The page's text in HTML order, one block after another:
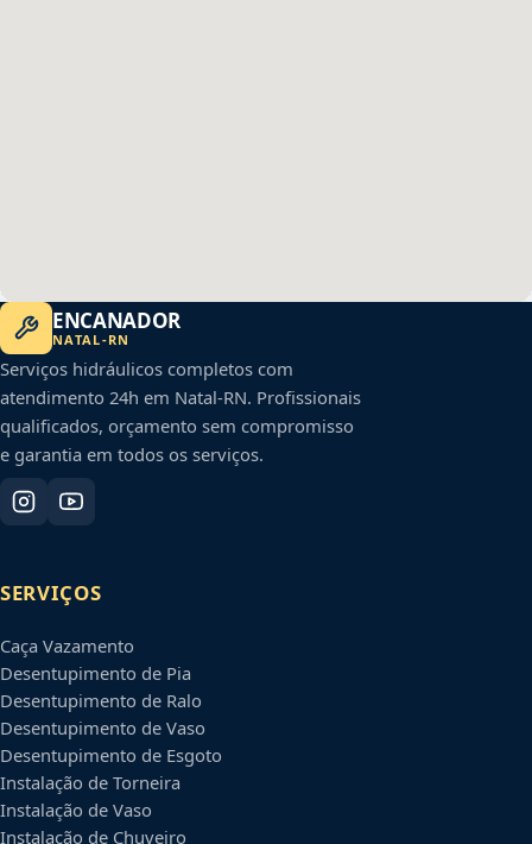
ENCANADOR
NATAL-RN
Serviços hidráulicos completos com
atendimento 24h em Natal-RN. Profissionais
qualificados, orçamento sem compromisso
e garantia em todos os serviços.
SERVIÇOS
Caça Vazamento
Desentupimento de Pia
Desentupimento de Ralo
Desentupimento de Vaso
Desentupimento de Esgoto
Instalação de Torneira
Instalação de Vaso
Instalação de Chuveiro